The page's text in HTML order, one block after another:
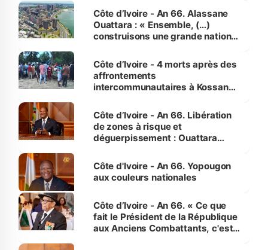
enfants
Côte d’Ivoire - An 66. Alassane
Ouattara : « Ensemble, (…)
construisons une grande nation
générations futures »
Côte d’Ivoire - 4 morts après des
affrontements
intercommunautaires à Kossandji
milieu des sinistrés
Côte d’Ivoire - An 66. Libération
de zones à risque et
déguerpissement : Ouattara
l'Etat de droit pour préserver les
vies humaines »
Côte d'Ivoire - An 66. Yopougon
aux couleurs nationales
Côte d’Ivoire - An 66. « Ce que
fait le Président de la République
aux Anciens Combattants, c'est